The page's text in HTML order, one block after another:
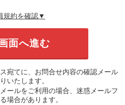
規約を確認▼
宛てに、お問合せ内容の確認メール
いたします。
ールをご利用の場合、迷惑メールフ
場合があります。